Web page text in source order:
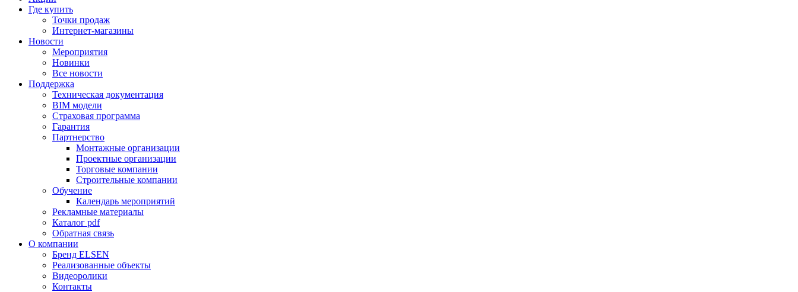
Где купить
Точки продаж
Интернет-магазины
Новости
Мероприятия
Новинки
Все новости
Поддержка
Техническая документация
BIM модели
Страховая программа
Гарантия
Партнерство
Монтажные организации
Проектные организации
Торговые компании
Строительные компании
Обучение
Календарь мероприятий
Рекламные материалы
Каталог pdf
Обратная связь
О компании
Бренд ELSEN
Реализованные объекты
Видеоролики
Контакты